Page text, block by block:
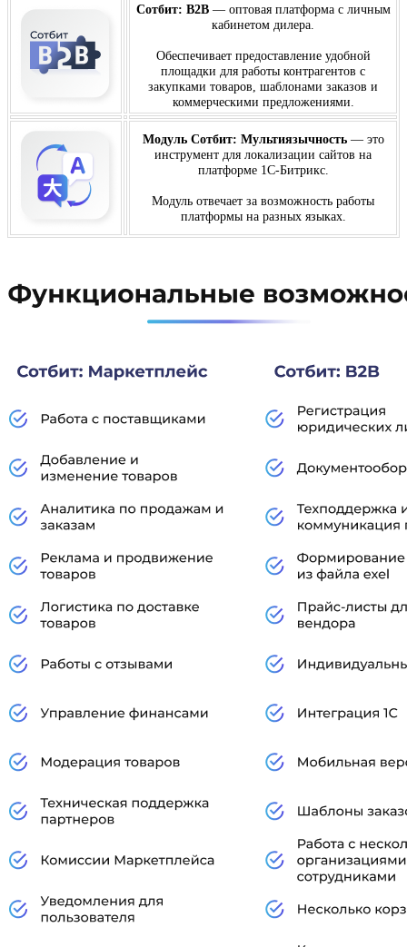
Сотбит: B2B — оптовая платформа с личным
кабинетом дилера.
Обеспечивает предоставление удобной
площадки для работы контрагентов с
закупками товаров, шаблонами заказов и
коммерческими предложениями.
Модуль Сотбит: Мультиязычность — это
инструмент для локализации сайтов на
платформе 1С-Битрикс.
Модуль отвечает за возможность работы
платформы на разных языках.